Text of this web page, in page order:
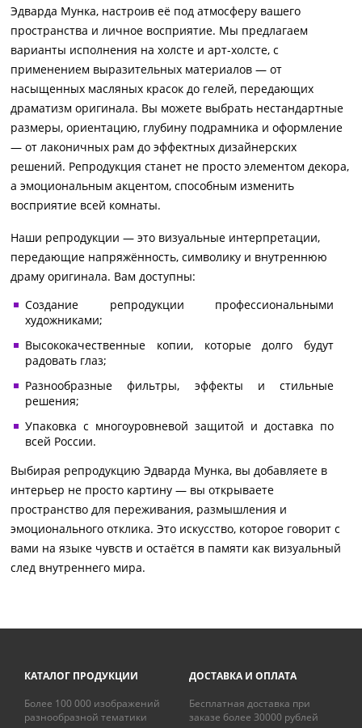
Эдварда Мунка, настроив её под атмосферу вашего
пространства и личное восприятие. Мы предлагаем
варианты исполнения на холсте и арт-холсте, с
применением выразительных материалов — от
насыщенных масляных красок до гелей, передающих
драматизм оригинала. Вы можете выбрать нестандартные
размеры, ориентацию, глубину подрамника и оформление
— от лаконичных рам до эффектных дизайнерских
решений. Репродукция станет не просто элементом декора,
а эмоциональным акцентом, способным изменить
восприятие всей комнаты.
Наши репродукции — это визуальные интерпретации,
передающие напряжённость, символику и внутреннюю
драму оригинала. Вам доступны:
Создание репродукции профессиональными
художниками;
Высококачественные копии, которые долго будут
радовать глаз;
Разнообразные фильтры, эффекты и стильные
решения;
Упаковка с многоуровневой защитой и доставка по
всей России.
Выбирая репродукцию Эдварда Мунка, вы добавляете в
интерьер не просто картину — вы открываете
пространство для переживания, размышления и
эмоционального отклика. Это искусство, которое говорит с
вами на языке чувств и остаётся в памяти как визуальный
след внутреннего мира.
КАТАЛОГ ПРОДУКЦИИ
Более 100 000 изображений
разнообразной тематики
ДОСТАВКА И ОПЛАТА
Бесплатная доставка при
заказе более 30000 рублей